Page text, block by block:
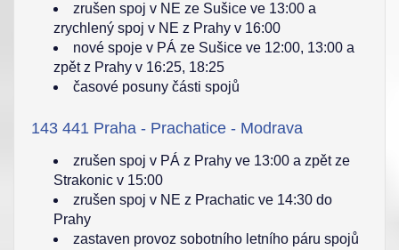
zrušen spoj v NE ze Sušice ve 13:00 a
zrychlený spoj v NE z Prahy v 16:00
nové spoje v PÁ ze Sušice ve 12:00, 13:00 a
zpět z Prahy v 16:25, 18:25
časové posuny části spojů
143 441 Praha - Prachatice - Modrava
zrušen spoj v PÁ z Prahy ve 13:00 a zpět ze
Strakonic v 15:00
zrušen spoj v NE z Prachatic ve 14:30 do
Prahy
zastaven provoz sobotního letního páru spojů